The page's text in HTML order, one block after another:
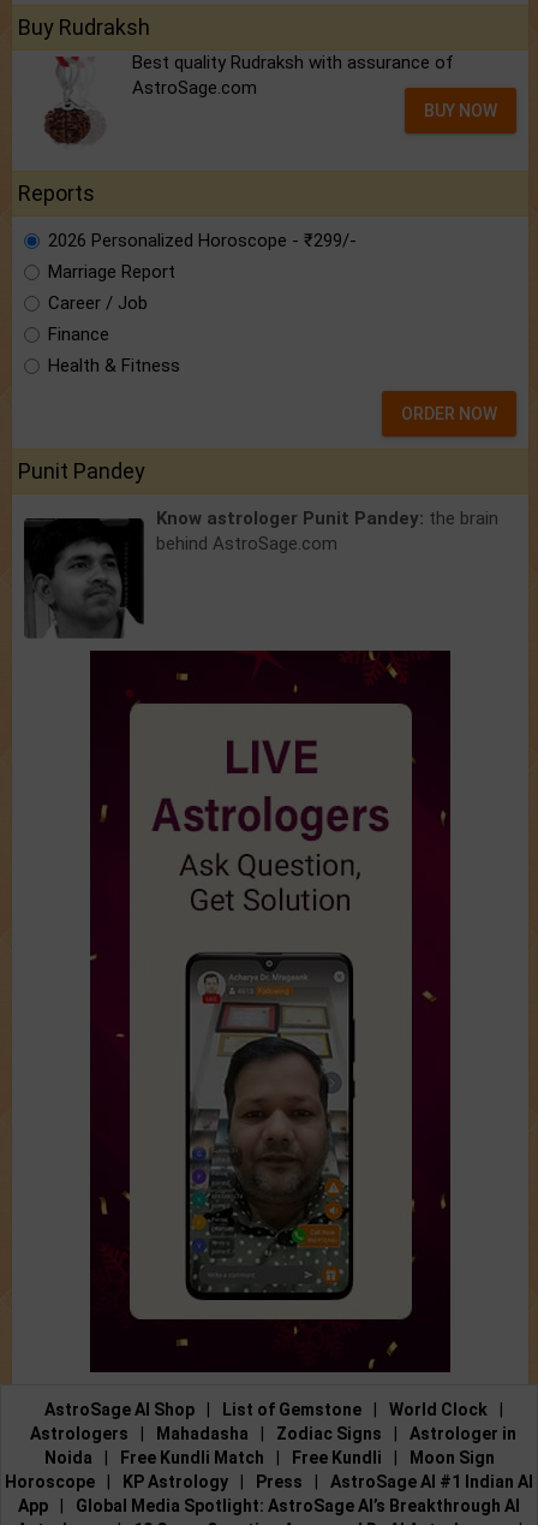
Buy Rudraksh
Best quality Rudraksh with assurance of
AstroSage.com
BUY NOW
Reports
2026 Personalized Horoscope - ₹299/-
Marriage Report
Career / Job
Finance
Health & Fitness
ORDER NOW
Punit Pandey
Know astrologer Punit Pandey: the brain
behind AstroSage.com
AstroSage AI Shop List of Gemstone World Clock
Astrologers
Mahadasha Zodiac Signs
Astrologer in
Noida
Free Kundli Match Free Kundli
Moon Sign
Horoscope
KP Astrology Press
AstroSage AI #1 Indian AI
App
Global Media Spotlight: AstroSage AI’s Breakthrough AI